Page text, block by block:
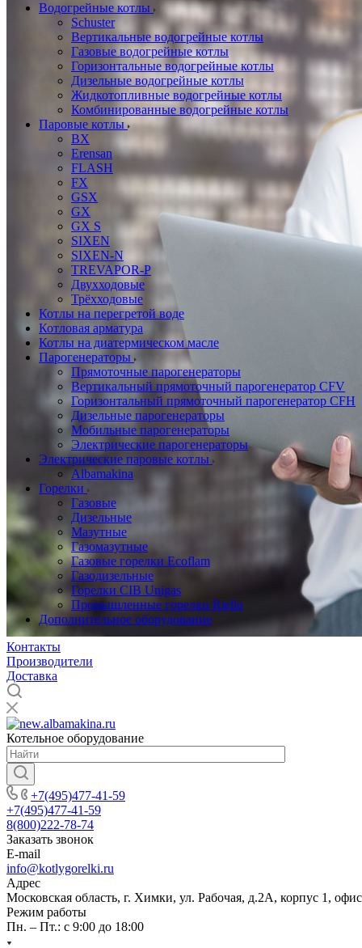
Водогрейные котлы
Schuster
Вертикальные водогрейные котлы
Газовые водогрейные котлы
Горизонтальные водогрейные котлы
Дизельные водогрейные котлы
Жидкотопливные водогрейные котлы
Комбинированные водогрейные котлы
Паровые котлы
BX
Erensan
FLASH
FX
GSX
GX
GX S
SIXEN
SIXEN-N
TREVAPOR-P
Двухходовые
Трёхходовые
Котлы на перегретой воде
Котловая арматура
Котлы на диатермическом масле
Парогенераторы
Прямоточные парогенераторы
Вертикальный прямоточный парогенератор CFV
Горизонтальный прямоточный парогенератор CFH
Дизельные парогенераторы
Мобильные парогенераторы
Электрические парогенераторы
Электрические паровые котлы
Albamakina
Горелки
Газовые
Дизельные
Мазутные
Газомазутные
Газовые горелки Ecoflam
Газодизельные
Горелки CIB Unigas
Промышленные горелки Riello
Дополнительное оборудование
Контакты
Производители
Доставка
Котельное оборудование
+7(495)477-41-59
+7(495)477-41-59
8(800)222-78-74
Заказать звонок
E-mail
info@kotlygorelki.ru
Адрес
Московская область, г. Химки, ул. Рабочая, д.2А, корпус 1,
Режим работы
Пн. – Пт.: с 9:00 до 18:00